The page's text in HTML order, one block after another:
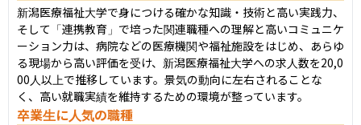
新潟医療福祉大学で身につける確かな知識・技術と高い実践力、
そして「連携教育」で培った関連職種への理解と高いコミュニケ
ーション力は、病院などの医療機関や福祉施設をはじめ、あらゆ
る現場から高い評価を受け、新潟医療福祉大学への求人数を20,0
00人以上で推移しています。景気の動向に左右されることな
く、高い就職実績を維持するための環境が整っています。
卒業生に人気の職種